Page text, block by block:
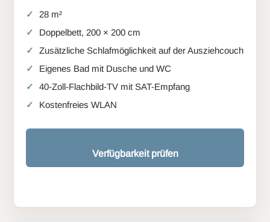
28 m²
Doppelbett, 200 × 200 cm
Zusätzliche Schlafmöglichkeit auf der Ausziehcouch
Eigenes Bad mit Dusche und WC
40-Zoll-Flachbild-TV mit SAT-Empfang
Kostenfreies WLAN
Verfügbarkeit prüfen